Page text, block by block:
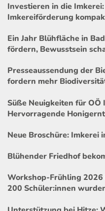
Investieren in die
Imkereiförderung
Ein Jahr Blühfläche in
fördern, Bewusstsein
Presseaussendung der
fordern mehr
Süße Neuigkeiten für
Hervorragende
Neue Broschüre: Imkerei
Blühender Friedhof
Workshop-Frühling 2026
200 Schüler:innen